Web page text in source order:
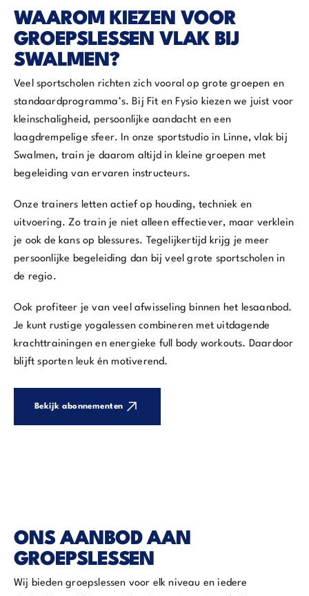
WAAROM KIEZEN VOOR
GROEPSLESSEN VLAK BIJ
SWALMEN?
Veel sportscholen richten zich vooral op grote groepen en
standaardprogramma’s. Bij Fit en Fysio kiezen we juist voor
kleinschaligheid, persoonlijke aandacht en een
laagdrempelige sfeer. In onze sportstudio in Linne, vlak bij
Swalmen, train je daarom altijd in kleine groepen met
begeleiding van ervaren instructeurs.
Onze trainers letten actief op houding, techniek en
uitvoering. Zo train je niet alleen effectiever, maar verklein
je ook de kans op blessures. Tegelijkertijd krijg je meer
persoonlijke begeleiding dan bij veel grote sportscholen in
de regio.
Ook profiteer je van veel afwisseling binnen het lesaanbod.
Je kunt rustige yogalessen combineren met uitdagende
krachttrainingen en energieke full body workouts. Daardoor
blijft sporten leuk én motiverend.
Bekijk abonnementen
ONS AANBOD AAN
GROEPSLESSEN
Wij bieden groepslessen voor elk niveau en iedere